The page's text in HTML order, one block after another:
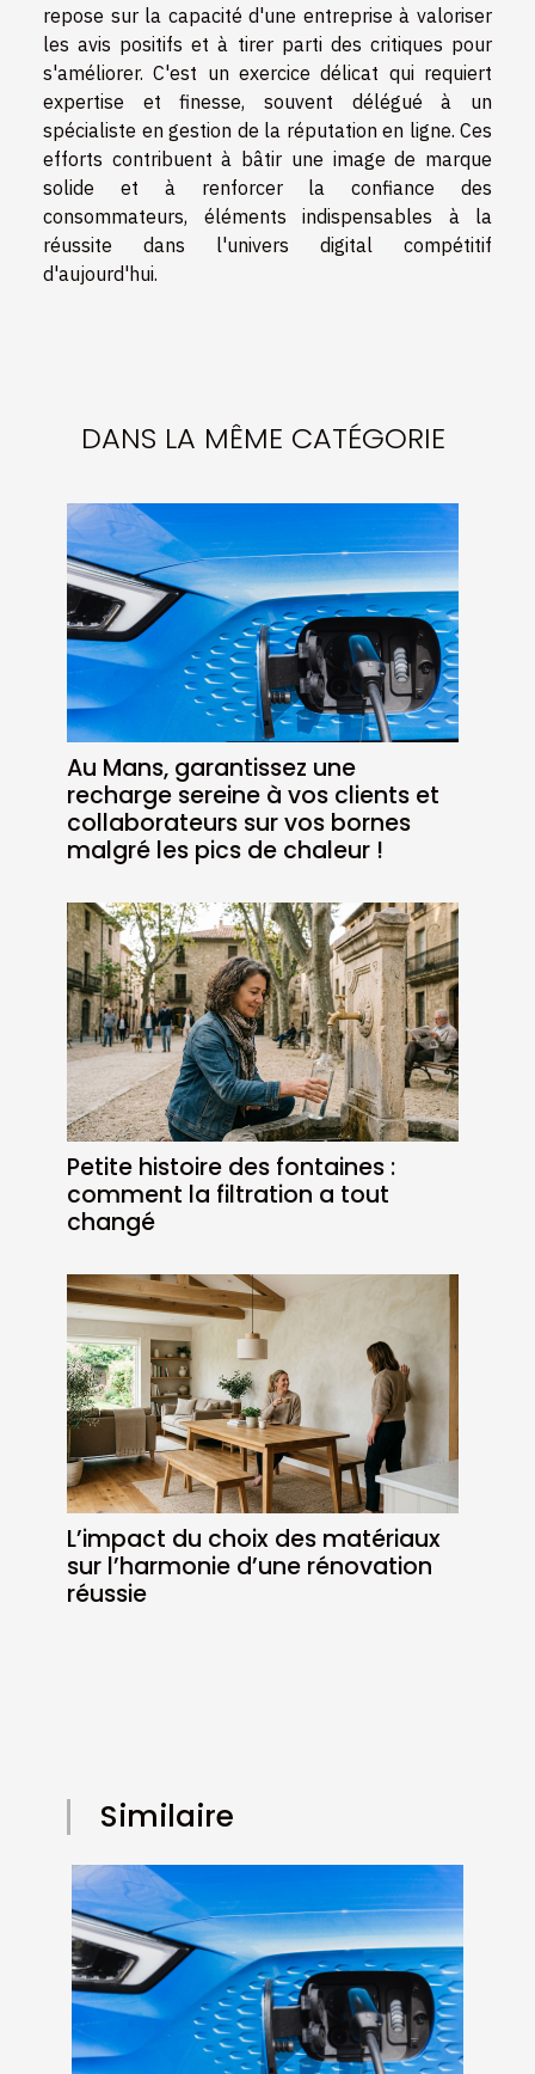
repose sur la capacité d'une entreprise à valoriser
les avis positifs et à tirer parti des critiques pour
s'améliorer. C'est un exercice délicat qui requiert
expertise et finesse, souvent délégué à un
spécialiste en gestion de la réputation en ligne. Ces
efforts contribuent à bâtir une image de marque
solide et à renforcer la confiance des
consommateurs, éléments indispensables à la
réussite dans l'univers digital compétitif
d'aujourd'hui.
DANS LA MÊME CATÉGORIE
Au Mans, garantissez une
recharge sereine à vos clients et
collaborateurs sur vos bornes
malgré les pics de chaleur !
Petite histoire des fontaines :
comment la filtration a tout
changé
L’impact du choix des matériaux
sur l’harmonie d’une rénovation
réussie
Similaire